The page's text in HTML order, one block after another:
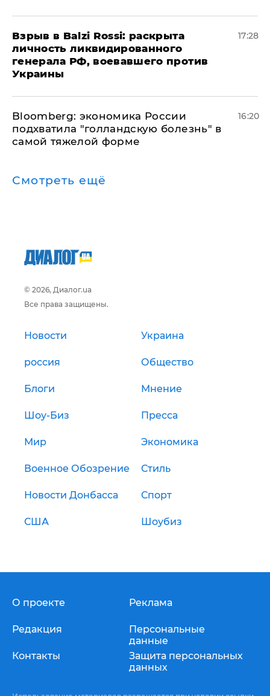
​Взрыв в Balzi Rossi: раскрыта
личность ликвидированного
генерала РФ, воевавшего против
Украины
17:28
Bloomberg: экономика России
подхватила "голландскую болезнь" в
самой тяжелой форме
16:20
Смотреть ещё
© 2026, Диалог.ua
Все права защищены.
Новости Украина
россия Общество
Блоги Мнение
Шоу-Биз Пресса
Мир Экономика
Военное Обозрение Стиль
Новости Донбасса Спорт
США Шоубиз
О проекте
Редакция
Контакты
Реклама
Персональные
данные
Защита персональных
данных